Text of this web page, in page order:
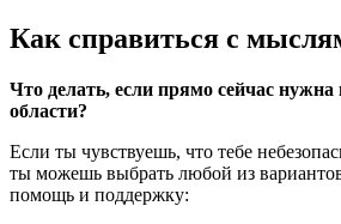
Как справиться с
Что делать, если прямо сейчас
области?
Если ты чувствуешь, что тебе
ты можешь выбрать любой из
помощь и поддержку: